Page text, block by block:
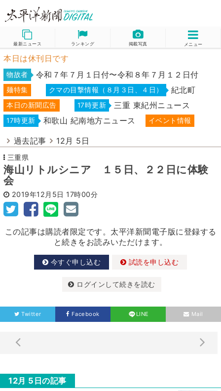
最新ニュース ランキング 掲載写真 メニュー
本日は休刊日です
物故者 令和７年７月１日付〜令和８年７月１２日付
麺特集 クマの目撃情報（８月３日、４日） 紀北町
本日の新聞広告 17時更新 三重 東紀州ニュース
17時更新 和歌山 紀南地方ニュース イベント情報
過去記事 12月 5日
三重県
海山リトルシニア １５日、２２日に体験
会
2019年12月5日 17時00分
この記事は購読者限定です。太平洋新聞電子版に登録する
と続きをお読みいただけます。
今すぐ申し込む 試読を申し込む
ログインして続きを読む
Twitter Facebook LINE Mail
12月 5日の記事